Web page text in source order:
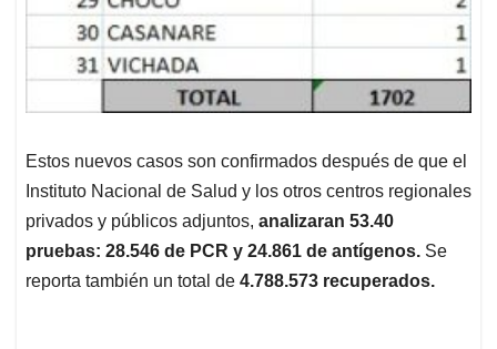
Estos nuevos casos son confirmados después de que el
Instituto Nacional de Salud y los otros centros regionales
privados y públicos adjuntos, analizaran 53.40
pruebas: 28.546 de PCR y 24.861 de antígenos. Se
reporta también un total de 4.788.573 recuperados.